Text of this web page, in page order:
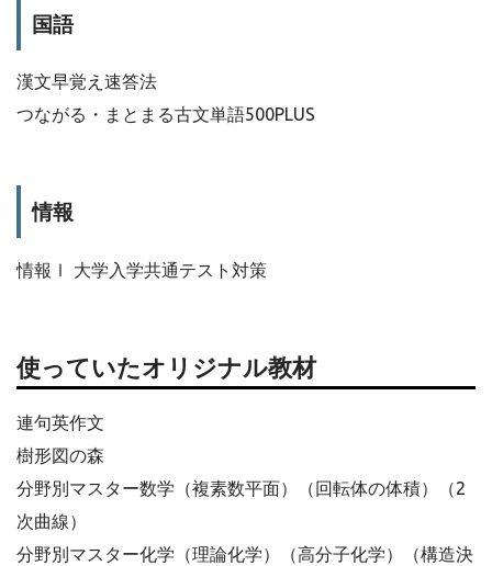
国語
漢文早覚え速答法
つながる・まとまる古文単語500PLUS
情報
情報Ⅰ 大学入学共通テスト対策
使っていたオリジナル教材
連句英作文
樹形図の森
分野別マスター数学（複素数平面）（回転体の体積）（2
次曲線）
分野別マスター化学（理論化学）（高分子化学）（構造決